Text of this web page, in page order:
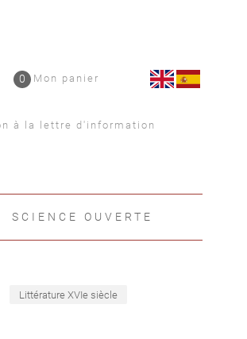
Mon panier
0
à la lettre d'information
SCIENCE OUVERTE
Littérature XVIe siècle